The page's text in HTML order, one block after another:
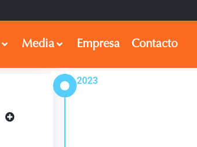
Media Empresa Contacto
2023